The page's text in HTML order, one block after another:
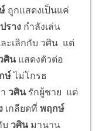
ถูกแสดงเป็นแค่
ราง กำลังเล่น
ะเลิกกับ วศิน แต่
ศินแสดงตัวต่อ
ษ์ไม่โกรธ
วศินรักผู้ชาย แต่
เกลียดที่ พฤกษ์
บ วศินมานาน